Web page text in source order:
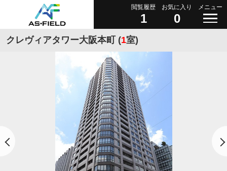
閲覧履歴
1
お気に入り
0
メニュー
クレヴィアタワー大阪本町 (1室)